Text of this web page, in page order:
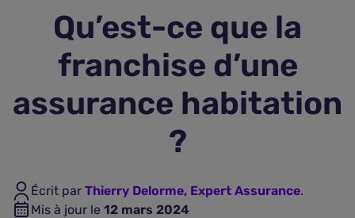
Assurance vie
Plus d'assurances
Qu’est-ce que la
franchise d’une
assurance habitation
?
Écrit par Thierry Delorme, Expert Assurance.
Mis à jour le 12 mars 2024